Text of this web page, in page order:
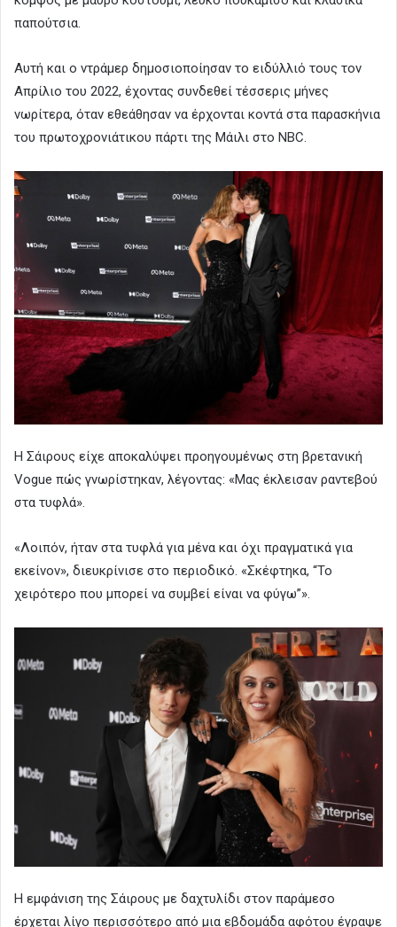
παπούτσια.
Αυτή και ο ντράμερ δημοσιοποίησαν το ειδύλλιό τους τον
Απρίλιο του 2022, έχοντας συνδεθεί τέσσερις μήνες
νωρίτερα, όταν εθεάθησαν να έρχονται κοντά στα παρασκήνια
του πρωτοχρονιάτικου πάρτι της Μάιλι στο NBC.
Η Σάιρους είχε αποκαλύψει προηγουμένως στη βρετανική
Vogue πώς γνωρίστηκαν, λέγοντας: «Μας έκλεισαν ραντεβού
στα τυφλά».
«Λοιπόν, ήταν στα τυφλά για μένα και όχι πραγματικά για
εκείνον», διευκρίνισε στο περιοδικό. «Σκέφτηκα, “Το
χειρότερο που μπορεί να συμβεί είναι να φύγω”».
Η εμφάνιση της Σάιρους με δαχτυλίδι στον παράμεσο
έρχεται λίγο περισσότερο από μια εβδομάδα αφότου έγραψε